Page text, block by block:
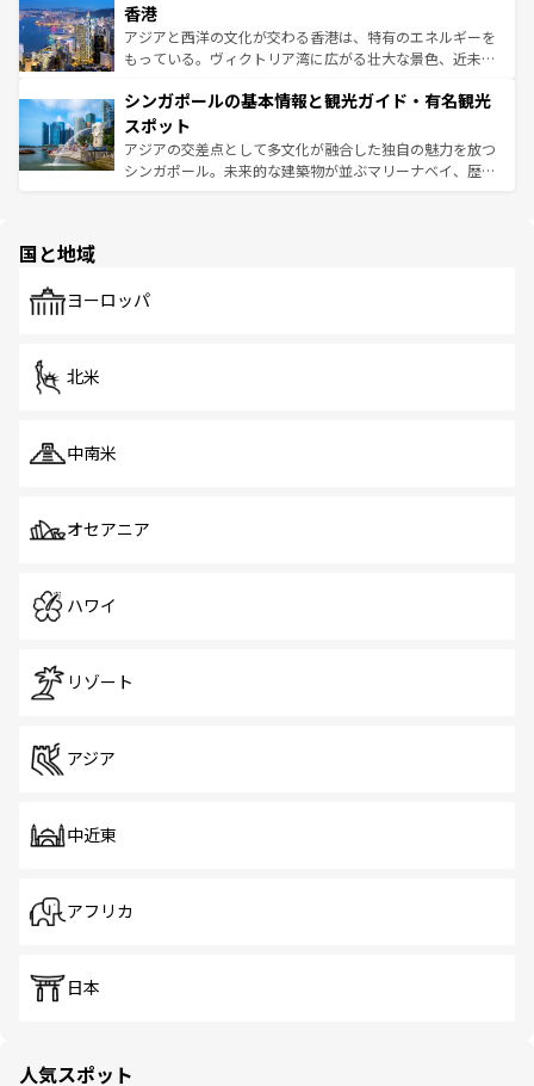
とつ。フォーやバインミー、ベトナムコーヒーなどは、ぜ
ひ現地で味わいたい。どの地域を訪れてもあたたかい人々
が旅行者を迎えてくれるので、きっと忘れられない旅にな
参照してほしい。
の活気が交差している。北部ではチェンマイなどの山岳地
帯で自然と触れ合い、南部ではプーケットやクラビの美し
いビーチでリゾート気分を楽しむことができる。タイ料理
激する。気候は一年中温暖で、どの季節にも異なる楽しみ
が待っている。親しみやすいタイの人々、仏教を中心とし
た文化、そして多様な観光資源が、訪れる旅人を魅了し続
ける。 なお、新着のタイ情報はコンテンツ一覧を参照して
香港
アジアと西洋の文化が交わる香港は、特有のエネルギーを
もっている。ヴィクトリア湾に広がる壮大な景色、近未来
み、どこを訪れても感動するはず。観光スポットが密集し
ており、効率よく見どころを回れるのも魅力。息をのむよ
うな絶景から文化的な体験まで、香港を存分に楽しみ尽く
そう。 なお、新着の香港情報はコンテンツ一覧を参照して
シンガポールの基本情報と観光ガイド・有名観光
スポット
アジアの交差点として多文化が融合した独自の魅力を放つ
シンガポール。未来的な建築物が並ぶマリーナベイ、歴史
で、ホーカーズは地元の風情を楽しめる外せないスポット
国と地域
ヨーロッパ
北米
中南米
オセアニア
ハワイ
リゾート
アジア
中近東
アフリカ
日本
人気スポット